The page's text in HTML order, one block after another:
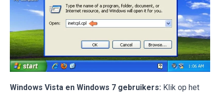
Windows Vista en Windows 7 gebruikers: Klik op het